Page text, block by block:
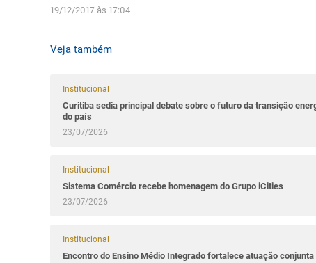
19/12/2017 às 17:04
Veja também
Institucional
Curitiba sedia principal debate sobre o futuro da transição
do país
23/07/2026
Institucional
Sistema Comércio recebe homenagem do Grupo iCities
23/07/2026
Institucional
Encontro do Ensino Médio Integrado fortalece atuação